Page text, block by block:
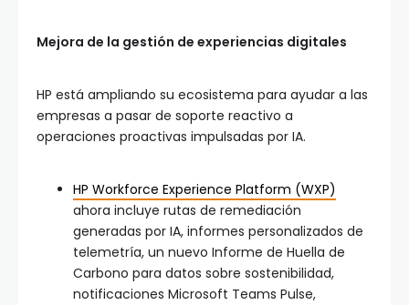
Mejora de la gestión de experiencias digitales
HP está ampliando su ecosistema para ayudar a las
empresas a pasar de soporte reactivo a
operaciones proactivas impulsadas por IA.
HP Workforce Experience Platform (WXP)
ahora incluye rutas de remediación
generadas por IA, informes personalizados de
telemetría, un nuevo Informe de Huella de
Carbono para datos sobre sostenibilidad,
notificaciones Microsoft Teams Pulse,